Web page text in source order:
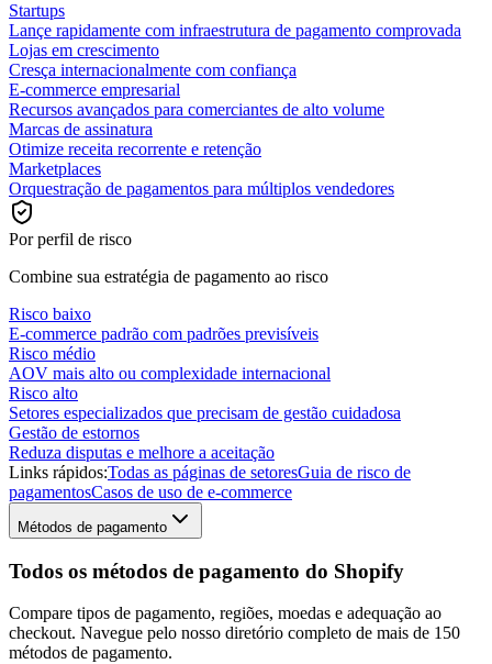
Startups
Lançe rapidamente com infraestrutura de pagamento comprovada
Lojas em crescimento
Cresça internacionalmente com confiança
E-commerce empresarial
Recursos avançados para comerciantes de alto volume
Marcas de assinatura
Otimize receita recorrente e retenção
Marketplaces
Orquestração de pagamentos para múltiplos vendedores
Por perfil de risco
Combine sua estratégia de pagamento ao risco
Risco baixo
E-commerce padrão com padrões previsíveis
Risco médio
AOV mais alto ou complexidade internacional
Risco alto
Setores especializados que precisam de gestão cuidadosa
Gestão de estornos
Reduza disputas e melhore a aceitação
Links rápidos:Todas as páginas de setoresGuia de risco de
pagamentosCasos de uso de e-commerce
Métodos de pagamento
Todos os métodos de pagamento do Shopify
Compare tipos de pagamento, regiões, moedas e adequação ao
checkout. Navegue pelo nosso diretório completo de mais de 150
métodos de pagamento.